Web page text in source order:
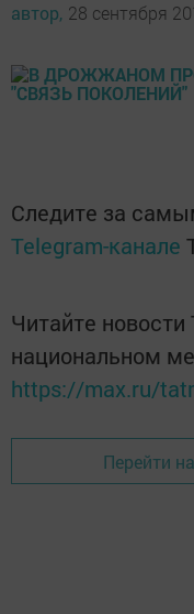
автор, 28 сентября
Следите за
Telegram-канале
Читайте новости
национальном
https://max.ru/
Перейти